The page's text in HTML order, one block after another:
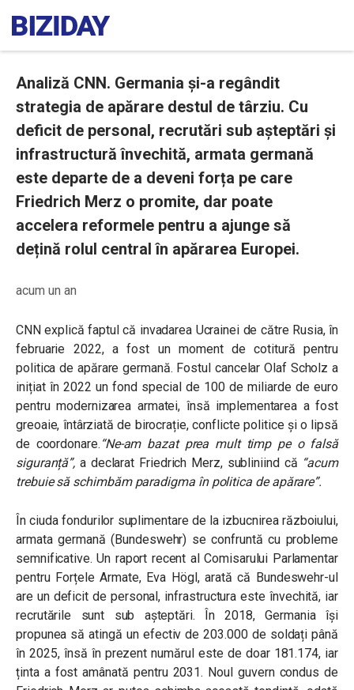
Analiză CNN. Germania și-a regândit
strategia de apărare destul de târziu. Cu
deficit de personal, recrutări sub așteptări și
infrastructură învechită, armata germană
este departe de a deveni forța pe care
Friedrich Merz o promite, dar poate
accelera reformele pentru a ajunge să
dețină rolul central în apărarea Europei.
acum un an
CNN explică faptul că invadarea Ucrainei de către Rusia, în
februarie 2022, a fost un moment de cotitură pentru
politica de apărare germană. Fostul cancelar Olaf Scholz a
inițiat în 2022 un fond special de 100 de miliarde de euro
pentru modernizarea armatei, însă implementarea a fost
greoaie, întârziată de birocrație, conflicte politice și o lipsă
de coordonare. “Ne-am bazat prea mult timp pe o falsă
siguranță”, a declarat Friedrich Merz, subliniind că “acum
trebuie să schimbăm paradigma în politica de apărare”.
În ciuda fondurilor suplimentare de la izbucnirea războiului,
armata germană (Bundeswehr) se confruntă cu probleme
semnificative. Un raport recent al Comisarului Parlamentar
pentru Forțele Armate, Eva Högl, arată că Bundeswehr-ul
are un deficit de personal, infrastructura este învechită, iar
recrutările sunt sub așteptări. În 2018, Germania își
propunea să atingă un efectiv de 203.000 de soldați până
în 2025, însă în prezent numărul este de doar 181.174, iar
ținta a fost amânată pentru 2031. Noul guvern condus de